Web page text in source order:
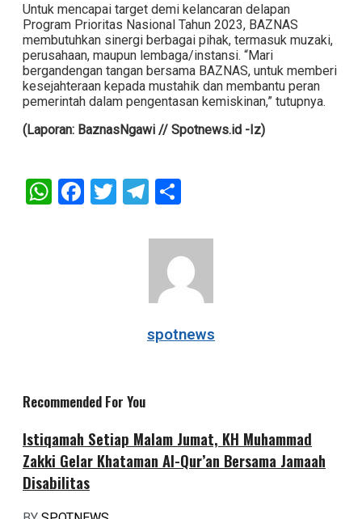
Untuk mencapai target demi kelancaran delapan
Program Prioritas Nasional Tahun 2023, BAZNAS
membutuhkan sinergi berbagai pihak, termasuk muzaki,
perusahaan, maupun lembaga/instansi. “Mari
bergandengan tangan bersama BAZNAS, untuk memberi
kesejahteraan kepada mustahik dan membantu peran
pemerintah dalam pengentasan kemiskinan,” tutupnya.
(Laporan: BaznasNgawi // Spotnews.id -Iz)
WhatsApp
Facebook
TwitterTelegram
spotnews
Recommended For You
Istiqamah Setiap Malam Jumat, KH Muhammad
Zakki Gelar Khataman Al-Qur’an Bersama Jamaah
Disabilitas